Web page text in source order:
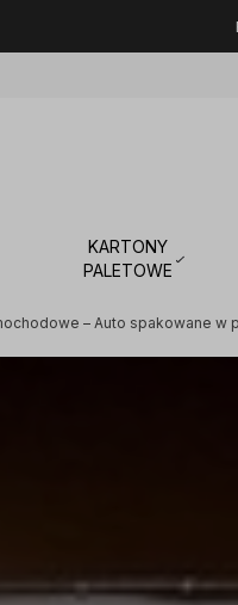
KARTONY
PALETOWE
– Auto spakowane w